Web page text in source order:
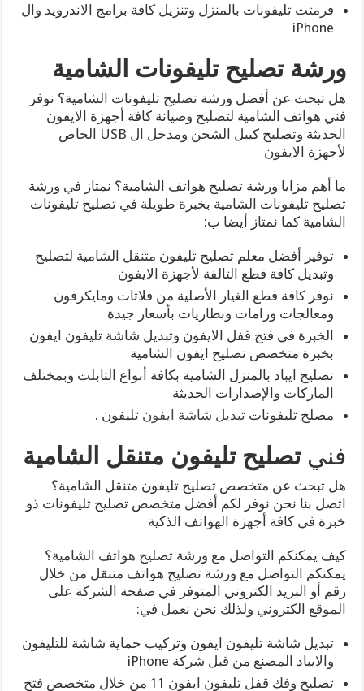
فرمتت تليفونات بالمنزل وتنزيل كافة برامج الاندرويد وال
iPhone
ورشة تصليح تليفونات الشامية
هل تبحث عن أفضل ورشة تصليح تليفونات الشامية؟ نوفر
فني هواتف الشامية لتصليح وصيانة كافة أجهزة الايفون
الحديثة وتصليح كيبل الشحن ومدخل ال USB الخاص
لأجهزة الايفون
ما أهم مزايا ورشة تصليح هواتف الشامية؟ نمتاز في ورشة
تصليح تليفونات الشامية بخبرة طويلة في تصليح تليفونات
الشامية كما نمتاز أيضا ب:
توفير أفضل معلم تصليح تليفون متنقل الشامية لتصليح
وتبديل كافة قطع التالفة لأجهزة الايفون
نوفر كافة قطع الغيار الأصلية من فلاتات ومايكرفون
ومعالجات ورامات وبطاريات بأسعار جيدة
الخبرة في فتح قفل الايفون وتبديل شاشة تليفون ايفون
بخبرة متخصص تصليح ايفون الشامية
تصليح ايباد بالمنزل الشامية بكافة أنواع التابلت وبمختلف
الماركات والإصدارات الحديثة
مصلح تليفوناتتبديل شاشة ايفون تليفون .
فنيتصليح تليفون متنقل الشامية
هل تبحث عن متخصص تصليح تليفون متنقل الشامية؟
اتصل بنا نحن نوفر لكم أفضل متخصص تصليح تليفونات ذو
خبرة في كافة أجهزة الهواتف الذكية
كيف يمكنكم التواصل مع ورشة تصليح هواتف الشامية؟
يمكنكم التواصل مع ورشة تصليح هواتف متنقل من خلال
رقم أو البريد الكتروني المتوفر في صفحة الشركة على
الموقع الكتروني ولذلك نحن نعمل في:
تبديل شاشة تليفون ايفون وتركيب حماية شاشة للتليفون
والايباد المصنع من قبل شركة iPhone
تصليح وفك قفل تليفون ايفون 11 من خلال متخصص فتح